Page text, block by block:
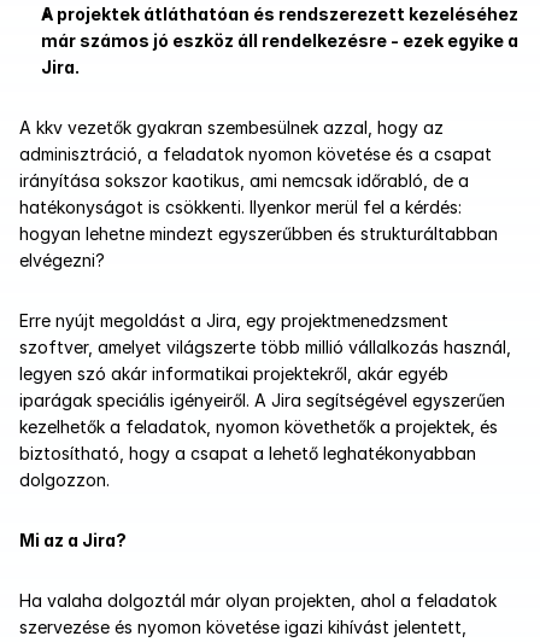
A projektek átláthatóan és rendszerezett kezeléséhez
már számos jó eszköz áll rendelkezésre - ezek egyike a
Jira.
A kkv vezetők gyakran szembesülnek azzal, hogy az
adminisztráció, a feladatok nyomon követése és a csapat
irányítása sokszor kaotikus, ami nemcsak időrabló, de a
hatékonyságot is csökkenti. Ilyenkor merül fel a kérdés:
hogyan lehetne mindezt egyszerűbben és strukturáltabban
elvégezni?
Erre nyújt megoldást a Jira, egy projektmenedzsment
szoftver, amelyet világszerte több millió vállalkozás használ,
legyen szó akár informatikai projektekről, akár egyéb
iparágak speciális igényeiről. A Jira segítségével egyszerűen
kezelhetők a feladatok, nyomon követhetők a projektek, és
biztosítható, hogy a csapat a lehető leghatékonyabban
dolgozzon.
Mi az a Jira?
Ha valaha dolgoztál már olyan projekten, ahol a feladatok
szervezése és nyomon követése igazi kihívást jelentett,